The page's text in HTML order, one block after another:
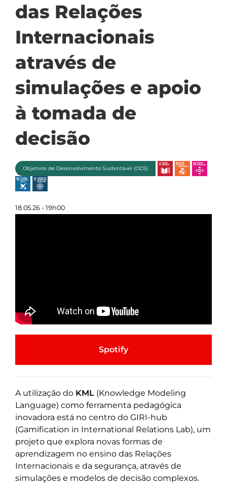
das Relações
Internacionais
através de
simulações e apoio
à tomada de
decisão
Objetivos de Desenvolvimento Sustentável (ODS)
18.05.26 - 19h00
Spotify
A utilização do KML (Knowledge Modeling
Language) como ferramenta pedagógica
inovadora está no centro do GIRI-hub
(Gamification in International Relations Lab), um
projeto que explora novas formas de
aprendizagem no ensino das Relações
Internacionais e da segurança, através de
simulações e modelos de decisão complexos.